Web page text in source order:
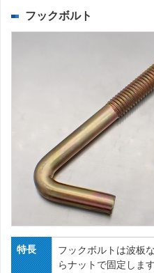
フックボルト
特長
フックボルトは波板
らナットで固定します